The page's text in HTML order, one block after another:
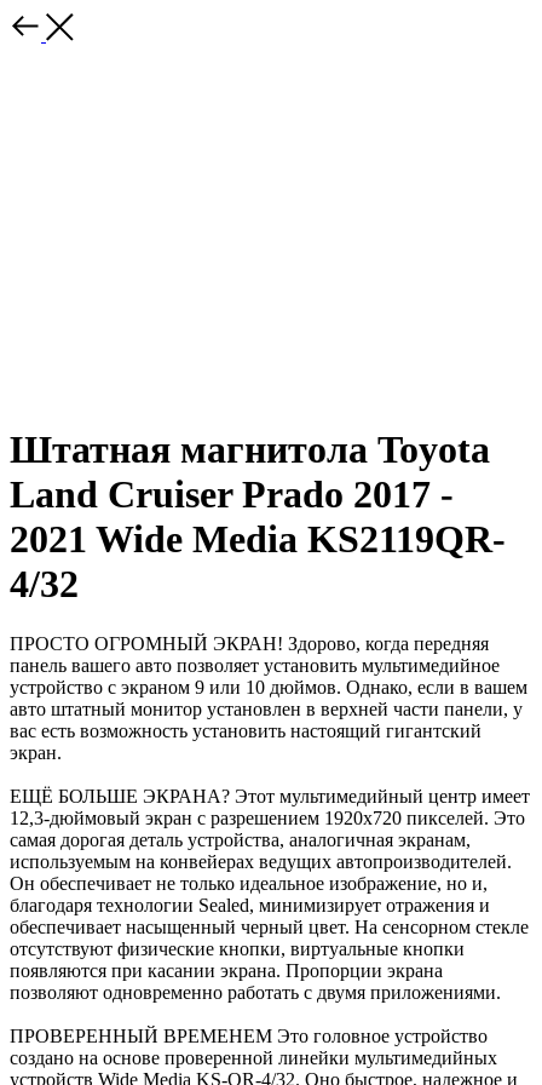
Штатная магнитола Toyota
Land Cruiser Prado 2017 -
2021 Wide Media KS2119QR-
4/32
ПРОСТО ОГРОМНЫЙ ЭКРАН! Здорово, когда передняя
панель вашего авто позволяет установить мультимедийное
устройство с экраном 9 или 10 дюймов. Однако, если в вашем
авто штатный монитор установлен в верхней части панели, у
вас есть возможность установить настоящий гигантский
экран.
ЕЩЁ БОЛЬШЕ ЭКРАНА? Этот мультимедийный центр имеет
12,3-дюймовый экран с разрешением 1920x720 пикселей. Это
самая дорогая деталь устройства, аналогичная экранам,
используемым на конвейерах ведущих автопроизводителей.
Он обеспечивает не только идеальное изображение, но и,
благодаря технологии Sealed, минимизирует отражения и
обеспечивает насыщенный черный цвет. На сенсорном стекле
отсутствуют физические кнопки, виртуальные кнопки
появляются при касании экрана. Пропорции экрана
позволяют одновременно работать с двумя приложениями.
ПРОВЕРЕННЫЙ ВРЕМЕНЕМ Это головное устройство
создано на основе проверенной линейки мультимедийных
устройств Wide Media KS-QR-4/32. Оно быстрое, надежное и